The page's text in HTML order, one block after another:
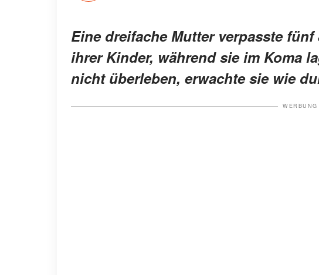
Eine dreifache Mutter verpasste
ihrer Kinder, während sie im Koma
nicht überleben, erwachte sie wie
WERBUNG